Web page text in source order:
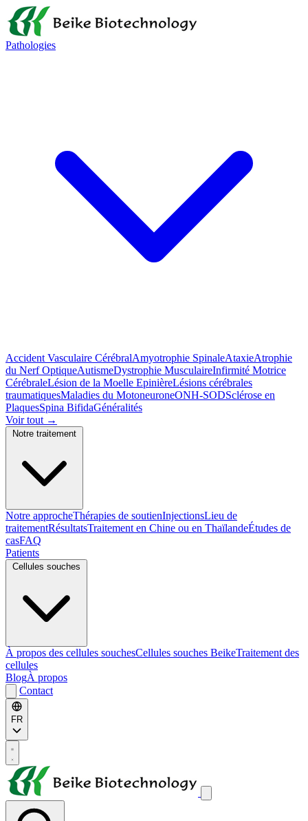
Pathologies
Accident Vasculaire CérébralAmyotrophie SpinaleAtaxieAtrophie
du Nerf OptiqueAutismeDystrophie MusculaireInfirmité Motrice
CérébraleLésion de la Moelle EpinièreLésions cérébrales
traumatiquesMaladies du MotoneuroneONH-SODSclérose en
PlaquesSpina BifidaGénéralités
Voir tout →
Notre approcheThérapies de soutienInjectionsLieu de
traitementRésultatsTraitement en Chine ou en ThaïlandeÉtudes de
casFAQ
Patients
À propos des cellules souchesCellules souches BeikeTraitement des
cellules
BlogÀ propos
Contact
FR